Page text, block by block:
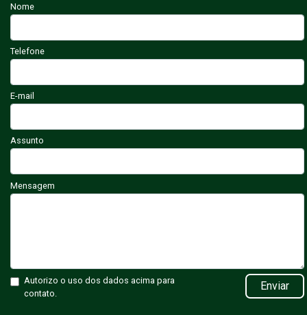
Nome
Telefone
E-mail
Assunto
Mensagem
Autorizo o uso dos dados acima para
contato.
Enviar